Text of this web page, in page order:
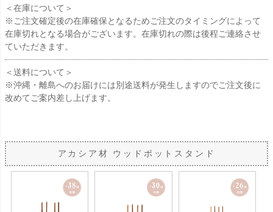
＜在庫について＞
※ご注文確定後の在庫確保となるためご注文のタイミングによって
在庫切れとなる場合がございます。在庫切れの際は後程ご連絡させ
ていただきます。
＜送料について＞
※沖縄・離島へのお届けには別途送料が発生しますのでご注文後に
改めてご案内差し上げます。
アカシア材 ウッドポットスタンド